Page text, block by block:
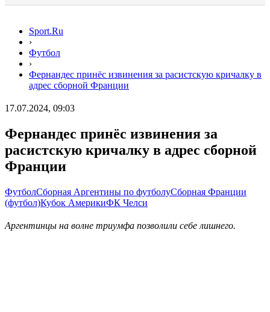
Sport.Ru
›
Футбол
›
Фернандес принёс извинения за расистскую кричалку в
адрес сборной Франции
17.07.2024, 09:03
Фернандес принёс извинения за
расистскую кричалку в адрес сборной
Франции
ФутболСборная Аргентины по футболуСборная Франции
(футбол)Кубок АмерикиФК Челси
Аргентинцы на волне триумфа позволили себе лишнего.